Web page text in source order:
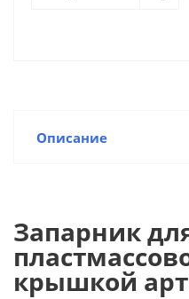
Описание
Запарник
крышкой